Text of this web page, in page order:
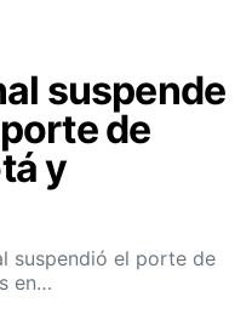
suspende
de
y
suspendió el porte de
en…